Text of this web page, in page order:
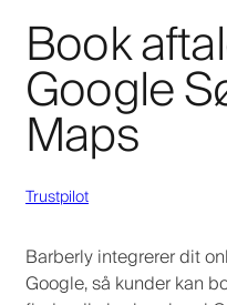
Book
Google
Maps
Trustpilot
Barberly integrerer dit
Google, så kunder kan